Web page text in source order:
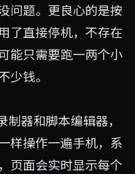
问题。更良心的是按
了直接停机，不存在
能只需要跑一两个小
少钱。
器和脚本编辑器，
样操作一遍手机，系
页面会实时显示每个